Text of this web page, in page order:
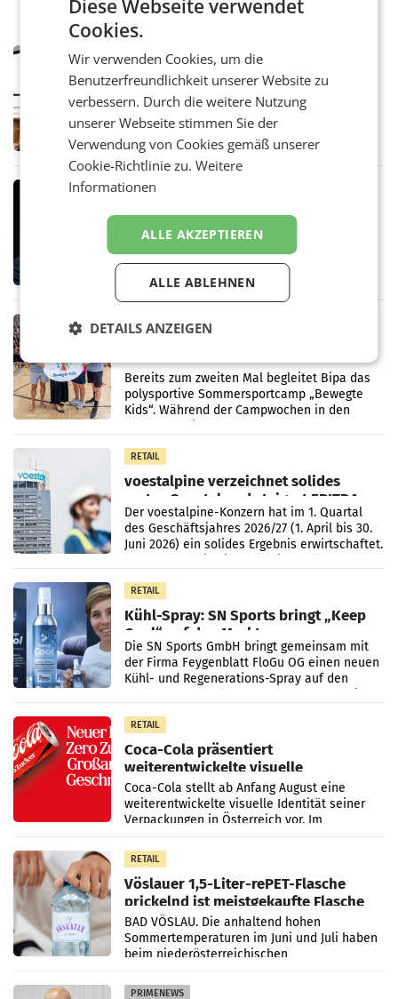
MARKETING & MEDIA
Pilnacek-U-Ausschuss - Presserat
fordert sensible Berichterstattung
WIEN Der Presserat fordert Medienvertreter
dazu auf, im U-Ausschuss zu den
Ermittlungen rund um das Ableben des Ex-
Sektionschefs im Justizministerium, Christian
Pilnacek, auf sensible
MARKETING & MEDIA
Stiftungsrat Lederer wehrt sich in
den SN gegen Vorwürfe
Mehrere Themen beschäftigen derzeit den
ORF. Am Dienstag soll im Stiftungsrat über
die vom neuen ORF-Chef Clemens Pig
vorgeschlagenen Besetzungen für die
RETAIL
Sommercamps im Osten Österreichs
Bereits zum zweiten Mal begleitet Bipa das
polysportive Sommersportcamp „Bewegte
Kids“. Während der Campwochen in den
RETAIL
voestalpine verzeichnet solides
erstes Quartal und steigert EBITDA
Der voestalpine-Konzern hat im 1. Quartal
des Geschäftsjahres 2026/27 (1. April bis 30.
Juni 2026) ein solides Ergebnis erwirtschaftet.
RETAIL
Kühl-Spray: SN Sports bringt „Keep
Cool“ auf den Markt
Die SN Sports GmbH bringt gemeinsam mit
der Firma Feygenblatt FloGu OG einen neuen
Kühl- und Regenerations-Spray auf den
RETAIL
Coca-Cola präsentiert
weiterentwickelte visuelle
Markenidentität
Coca-Cola stellt ab Anfang August eine
weiterentwickelte visuelle Identität seiner
Verpackungen in Österreich vor. Im
Mittelpunkt des Redesigns stehen zentrale
Gestaltungselemente
RETAIL
Vöslauer 1,5-Liter-rePET-Flasche
prickelnd ist meistgekaufte Flasche
Österreichs
BAD VÖSLAU. Die anhaltend hohen
Sommertemperaturen im Juni und Juli haben
beim niederösterreichischen
Getränkehersteller Vöslauer zu deutlichen
Absatzzuwächsen geführt. Während
PRIMENEWS
Diese Webseite verwendet
Cookies.
Wir verwenden Cookies, um die
Benutzerfreundlichkeit unserer Website zu
verbessern. Durch die weitere Nutzung
unserer Webseite stimmen Sie der
Verwendung von Cookies gemäß unserer
Cookie-Richtlinie zu.Weitere
Informationen
ALLE AKZEPTIEREN
ALLE ABLEHNEN
DETAILS ANZEIGEN